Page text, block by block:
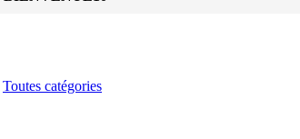
Toutes catégories